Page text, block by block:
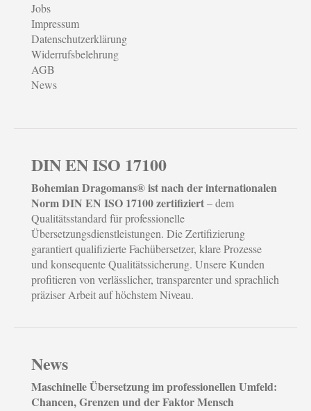
Jobs
Impressum
Datenschutzerklärung
Widerrufsbelehrung
AGB
News
DIN EN ISO 17100
Bohemian Dragomans® ist nach der internationalen
Norm DIN EN ISO 17100 zertifiziert– dem
Qualitätsstandard für professionelle
Übersetzungsdienstleistungen. Die Zertifizierung
garantiert qualifizierte Fachübersetzer, klare Prozesse
und konsequente Qualitätssicherung. Unsere Kunden
profitieren von verlässlicher, transparenter und sprachlich
präziser Arbeit auf höchstem Niveau.
News
Maschinelle Übersetzung im professionellen Umfeld:
Chancen, Grenzen und der Faktor Mensch